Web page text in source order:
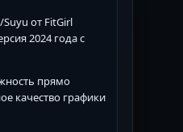
от FitGirl
2024 года с
прямо
качество графики